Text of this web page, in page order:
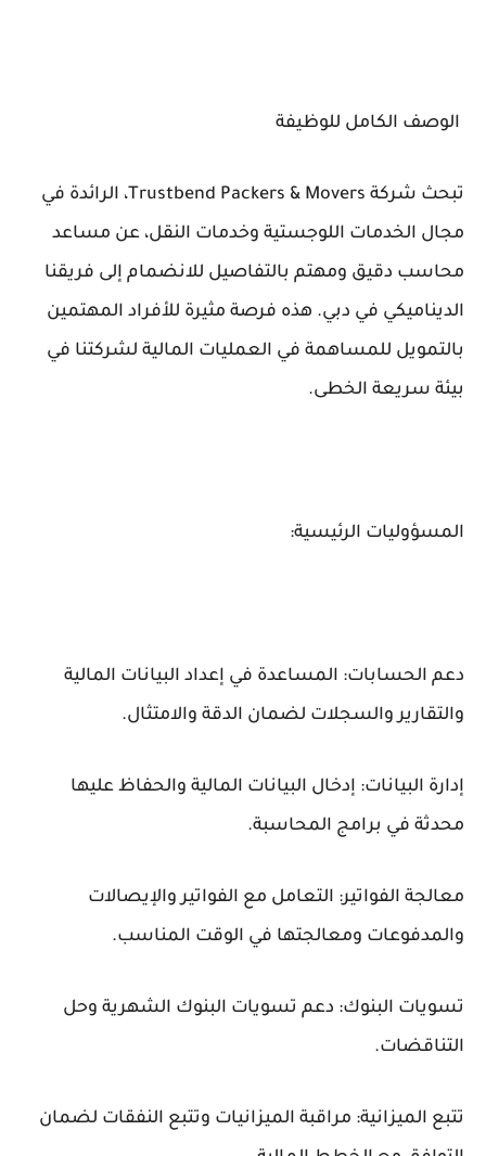
الوصف الكامل للوظيفة
تبحث شركة Trustbend Packers & Movers، الرائدة في
مجال الخدمات اللوجستية وخدمات النقل، عن مساعد
محاسب دقيق ومهتم بالتفاصيل للانضمام إلى فريقنا
الديناميكي في دبي. هذه فرصة مثيرة للأفراد المهتمين
بالتمويل للمساهمة في العمليات المالية لشركتنا في
بيئة سريعة الخطى.
المسؤوليات الرئيسية:
دعم الحسابات: المساعدة في إعداد البيانات المالية
والتقارير والسجلات لضمان الدقة والامتثال.
إدارة البيانات: إدخال البيانات المالية والحفاظ عليها
محدثة في برامج المحاسبة.
معالجة الفواتير: التعامل مع الفواتير والإيصالات
والمدفوعات ومعالجتها في الوقت المناسب.
تسويات البنوك: دعم تسويات البنوك الشهرية وحل
التناقضات.
تتبع الميزانية: مراقبة الميزانيات وتتبع النفقات لضمان